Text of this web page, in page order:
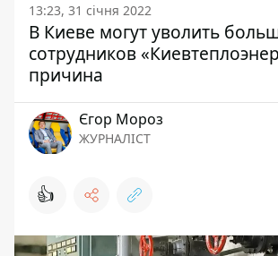
13:23, 31 січня 2022
В Киеве могут уволить
сотрудников
причина
Єгор Мороз
ЖУРНАЛІСТ
👍